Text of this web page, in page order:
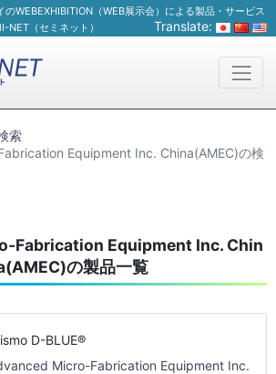
WEBEXHIBITION（WEB展示会）による製品・サービス
NET（セミネット）
Translate:
索
Equipment Inc. China(AMEC)の検
Fabrication Equipment Inc. Chin
の製品一覧
D-BLUE®
Micro-Fabrication Equipment Inc.